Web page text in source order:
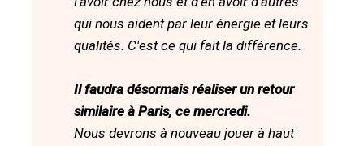
qui nous aident par leur énergie et leurs
qualités. C'est ce qui fait la différence.
Il faudra désormais réaliser un retour
similaire à Paris, ce mercredi.
Nous devrons à nouveau jouer à haut